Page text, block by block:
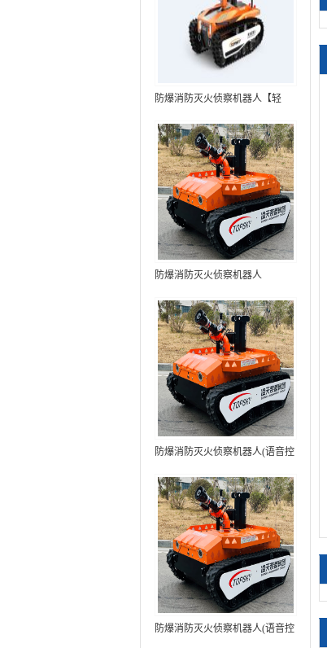
防爆消防灭火侦察机器人【轻
装置+语音控制+跟随功能+5G控
制+水炮跟踪火焰+自主导航）
防爆消防灭火侦察机器人
防爆消防灭火侦察机器人(语音控
MC80BD（第6代）
防爆消防灭火侦察机器人(语音控